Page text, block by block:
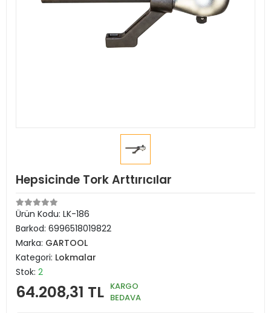
Hepsicinde Tork Arttırıcılar
Ürün Kodu: LK-186
Barkod: 6996518019822
Marka: GARTOOL
Kategori: Lokmalar
Stok: 2
64.208,31 TL KARGO
BEDAVA